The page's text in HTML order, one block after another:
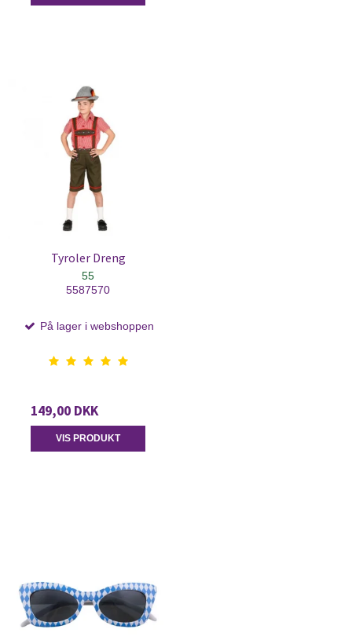
Tyroler Dreng
55
5587570
På lager i webshoppen
149,00 DKK
VIS PRODUKT